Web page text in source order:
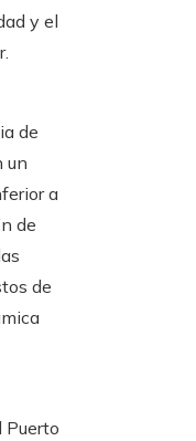
y el
de
un
a
de
de
Puerto